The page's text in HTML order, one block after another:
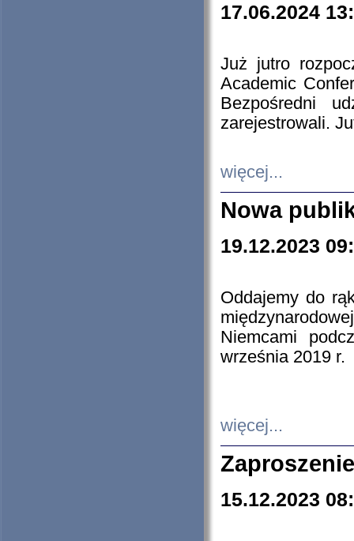
17.06.2024
Już jutro
Academic
Bezpośredni
zarejestrowali.
więcej...
Nowa
19.12.2023
Oddajemy do
Niemcami
września 2019 r.
więcej...
15.12.2023